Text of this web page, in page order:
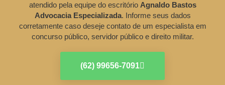
atendido pela equipe do escritório Agnaldo Bastos
Advocacia Especializada. Informe seus dados
corretamente caso deseje contato de um especialista em
concurso público, servidor público e direito militar.
(62) 99656-7091